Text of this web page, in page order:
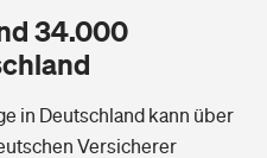
34.000
in Deutschland kann über
Versicherer